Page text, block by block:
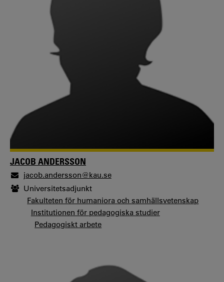
JACOB ANDERSSON
jacob.andersson@kau.se
Universitetsadjunkt
Fakulteten för humaniora och samhällsvetenskap
Institutionen för pedagogiska studier
Pedagogiskt arbete